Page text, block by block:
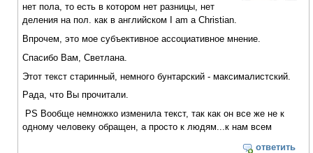
нет пола, то есть в котором нет разницы, нет
деления на пол. как в английском I am a Christian.
Впрочем, это мое субъективное ассоциативное мнение.
Спасибо Вам, Светлана.
Этот текст старинный, немного бунтарский - максималистский.
Рада, что Вы прочитали.
PS Вообще немножко изменила текст, так как он все же не к
одному человеку обращен, а просто к людям...к нам всем
ответить